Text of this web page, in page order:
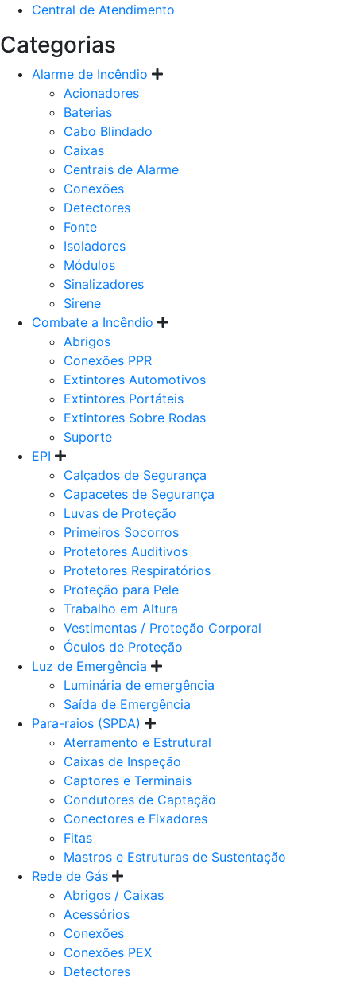
Central de Atendimento
Categorias
Alarme de Incêndio
Acionadores
Baterias
Cabo Blindado
Caixas
Centrais de Alarme
Conexões
Detectores
Fonte
Isoladores
Módulos
Sinalizadores
Sirene
Combate a Incêndio
Abrigos
Conexões PPR
Extintores Automotivos
Extintores Portáteis
Extintores Sobre Rodas
Suporte
EPI
Calçados de Segurança
Capacetes de Segurança
Luvas de Proteção
Primeiros Socorros
Protetores Auditivos
Protetores Respiratórios
Proteção para Pele
Trabalho em Altura
Vestimentas / Proteção Corporal
Óculos de Proteção
Luz de Emergência
Luminária de emergência
Saída de Emergência
Para-raios (SPDA)
Aterramento e Estrutural
Caixas de Inspeção
Captores e Terminais
Condutores de Captação
Conectores e Fixadores
Fitas
Mastros e Estruturas de Sustentação
Rede de Gás
Abrigos / Caixas
Acessórios
Conexões
Conexões PEX
Detectores